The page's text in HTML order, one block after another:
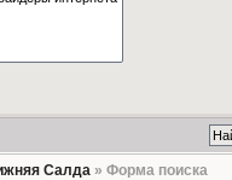
Салда» Форма поиска